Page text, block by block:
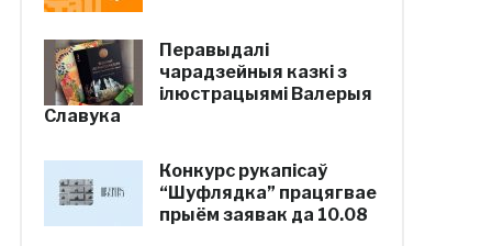
Перавыдалі
чарадзейныя казкі з
ілюстрацыямі Валерыя
Славука
Конкурс рукапісаў
“Шуфлядка” працягвае
прыём заявак да 10.08